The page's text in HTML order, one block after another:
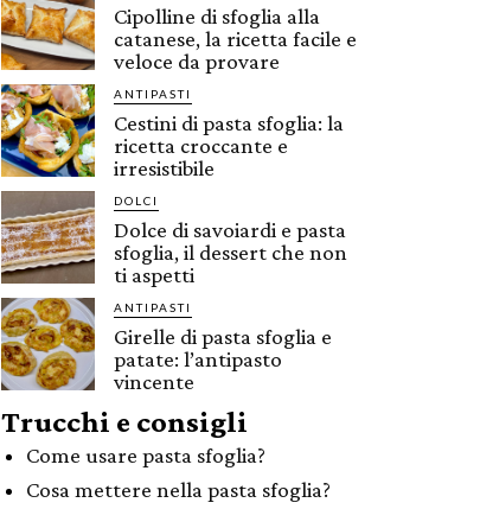
Cipolline di sfoglia alla
catanese, la ricetta facile e
veloce da provare
ANTIPASTI
Cestini di pasta sfoglia: la
ricetta croccante e
irresistibile
DOLCI
Dolce di savoiardi e pasta
sfoglia, il dessert che non
ti aspetti
ANTIPASTI
Girelle di pasta sfoglia e
patate: l’antipasto
vincente
Trucchi e consigli
Come usare pasta sfoglia?
Cosa mettere nella pasta sfoglia?